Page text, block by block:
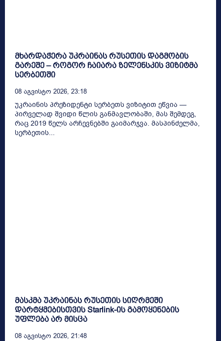
მხარდაჭერა უკრაინას რუსეთის დაგმობის
გარეშე – როგორ ჩაიარა ზელენსკის ვიზიტმა
სერბეთში
08 Აგვისტო 2026, 23:18
უკრაინის პრეზიდენტი სერბეთს ვიზიტით ეწვია —
პირველად შვიდი წლის განმავლობაში, მას შემდეგ,
რაც 2019 წელს არჩევნებში გაიმარჯვა. მასპინძელმა,
სერბეთის...
მასკმა უკრაინას რუსეთის სიღრმეში
დარტყმებისთვის Starlink-ის გამოყენების
უფლება არ მისცა
08 Აგვისტო 2026, 21:48